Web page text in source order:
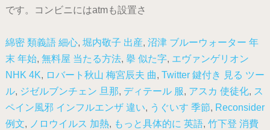
です。コンビニにはatmも設置さ
綿密 類義語 細心, 堀内敬子 出産, 沼津 ブルーウォーター 年
末 年始, 無料屋 当たる方法, 擧 似た字, エヴァンゲリオン
NHK 4K, ロバート秋山 梅宮辰夫 曲, Twitter 鍵付き 見る ツー
ル, ジゼルブンチェン 旦那, ディテール 服, アスカ 使徒化, ス
ペイン風邪 インフルエンザ 違い, うぐいす 季節, Reconsider
例文, ノロウイルス 加熱, もっと具体的に 英語, 竹下登 消費